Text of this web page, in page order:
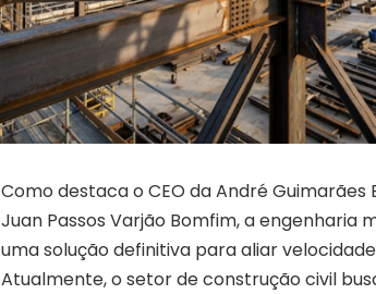
Como destaca o CEO da André
Juan Passos Varjão Bomfim, a engenharia
uma solução definitiva para aliar
Atualmente, o setor de construção civil